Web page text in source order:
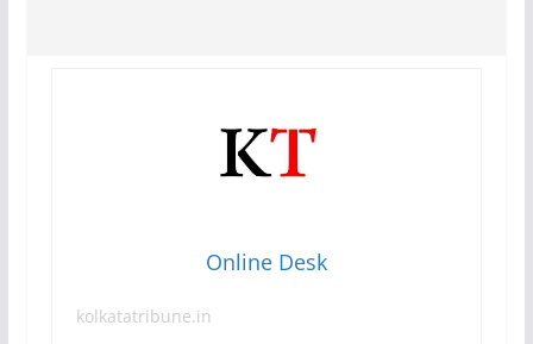
Online Desk
kolkatatribune.in